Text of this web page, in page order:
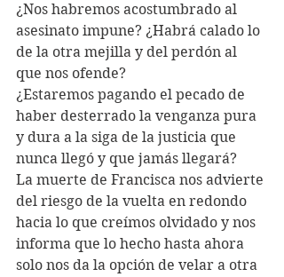
¿Nos habremos acostumbrado al
asesinato impune? ¿Habrá calado lo
de la otra mejilla y del perdón al
que nos ofende?
¿Estaremos pagando el pecado de
haber desterrado la venganza pura
y dura a la siga de la justicia que
nunca llegó y que jamás llegará?
La muerte de Francisca nos advierte
del riesgo de la vuelta en redondo
hacia lo que creímos olvidado y nos
informa que lo hecho hasta ahora
solo nos da la opción de velar a otra